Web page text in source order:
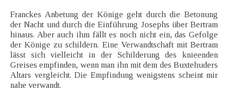
Franckes Anbetung der Könige geht durch die Betonung
der Nacht und durch die Einführung Josephs über Bertram
hinaus. Aber auch ihm fällt es noch nicht ein, das Gefolge
der Könige zu schildern. Eine Verwandtschaft mit Bertram
lässt sich vielleicht in der Schilderung des knieenden
Greises empfinden, wenn man ihn mit dem des Buxtehuders
Altars vergleicht. Die Empfindung wenigstens scheint mir
nahe verwandt.